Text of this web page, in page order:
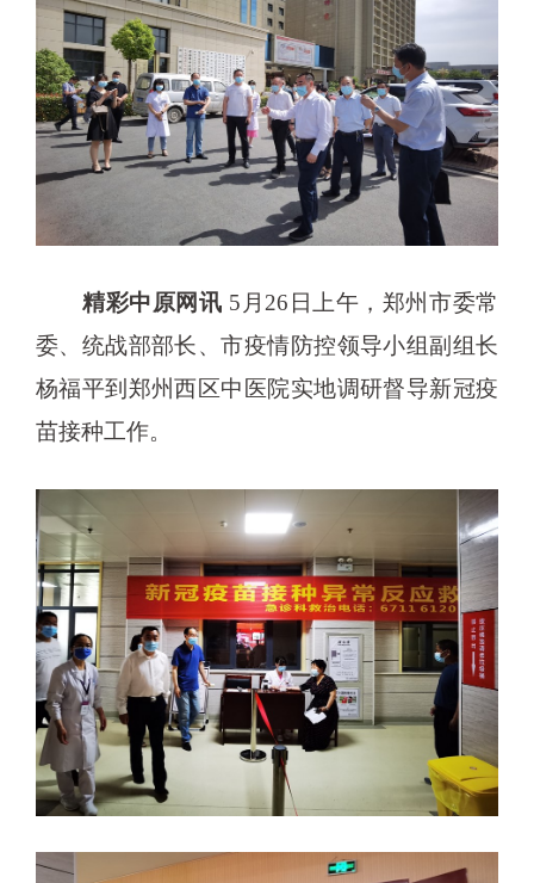
精彩中原网讯 5月26日上午，郑州市委常
委、统战部部长、市疫情防控领导小组副组长
杨福平到郑州西区中医院实地调研督导新冠疫
苗接种工作。